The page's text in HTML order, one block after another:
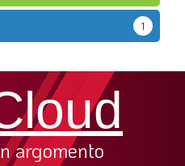
1
argomento